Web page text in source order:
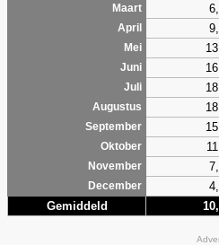
Maart
April
Mei
Juni
Juli
Augustus
September
Oktober
November
December
Gemiddeld